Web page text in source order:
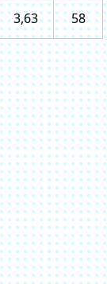
3,63 58